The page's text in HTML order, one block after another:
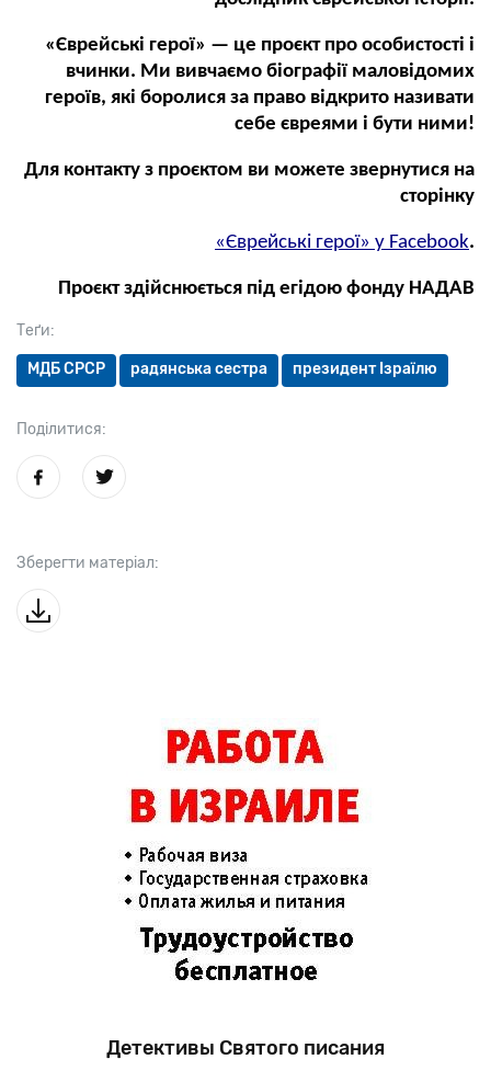
Теґи:
МДБ СРСР радянська сестра президент Ізраїлю
Поділитися:
Зберегти матеріал:
«Єврейські герої» — це проєкт про особистості і
вчинки. Ми вивчаємо біографії маловідомих
героїв, які боролися за право відкрито називати
себе євреями і бути ними!
Для контакту з проєктом ви можете звернутися на
сторінку
«Єврейські герої» у Facebook.
Проєкт здійснюється під егідою фонду НАДАВ
Детективы Святого писания